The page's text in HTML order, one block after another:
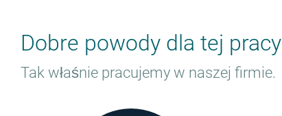
Dobre powody dla tej pracy
Tak właśnie pracujemy w naszej firmie.